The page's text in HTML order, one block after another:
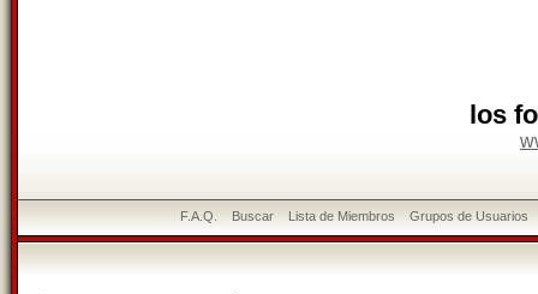
los
F.A.Q. Buscar Lista de Miembros Grupos de Usuarios